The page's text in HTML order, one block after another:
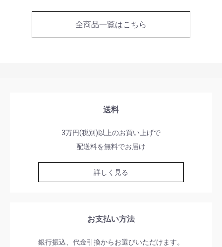
全商品一覧はこちら
送料
3万円(税別)以上のお買い上げで
配送料を無料でお届け
詳しく見る
お支払い方法
銀行振込、代金引換からお選びいただけます。